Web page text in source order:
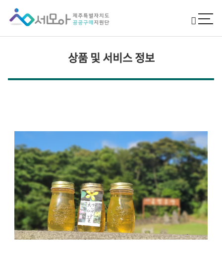
상품 및 서비스 정보